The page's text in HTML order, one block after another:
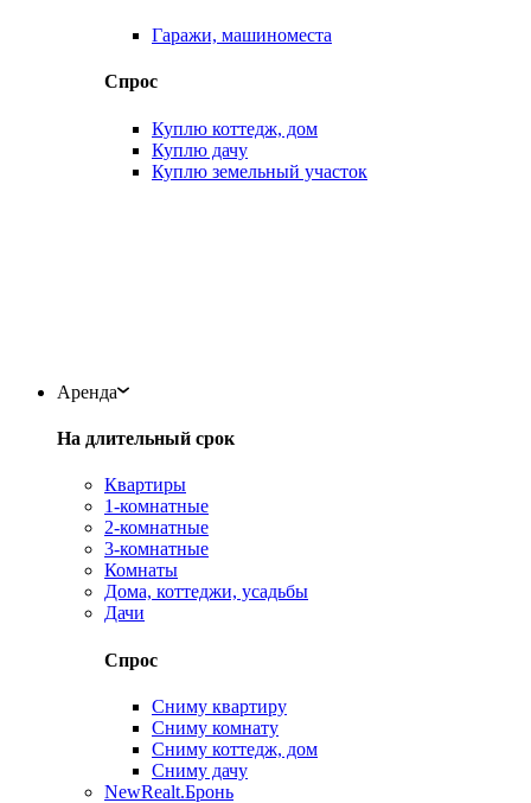
Гаражи, машиноместа
Спрос
Куплю коттедж, дом
Куплю дачу
Куплю земельный участок
Аренда
На длительный срок
Квартиры
1-комнатные
2-комнатные
3-комнатные
Комнаты
Дома, коттеджи, усадьбы
Дачи
Спрос
Сниму квартиру
Сниму комнату
Сниму коттедж, дом
Сниму дачу
NewRealt.Бронь